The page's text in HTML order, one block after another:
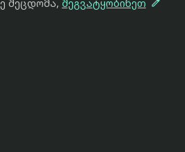
შეცდომა, შეგვატყობინეთ 